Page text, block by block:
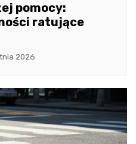
pomocy:
ratujące
2026